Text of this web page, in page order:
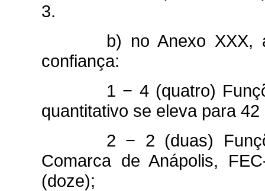
3.
b) no Anexo XXX,
confiança:
1 − 4 (quatro)
quantitativo se eleva para
2 − 2 (duas)
Comarca de Anápolis,
(doze);